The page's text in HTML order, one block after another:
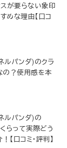
スが要らない象印
めな理由【口コ
ルパンダ)のクラ
の？使用感を本
ルパンダ)の
らって実際どう
口コミ・評判】